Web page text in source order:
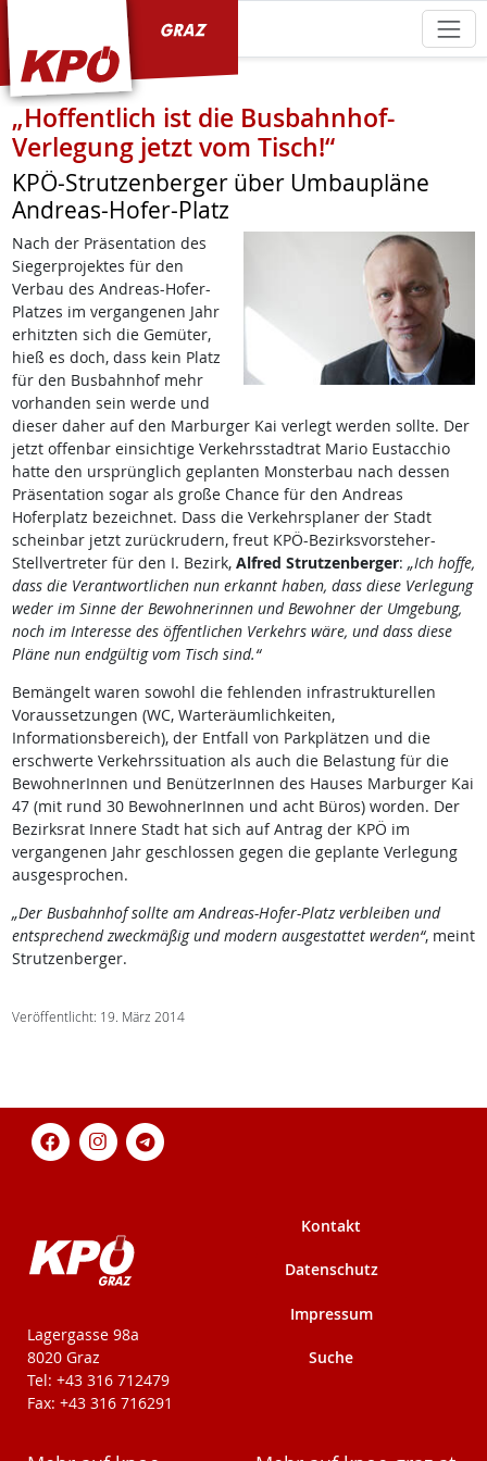
„Hoffentlich ist die Busbahnhof-
Verlegung jetzt vom Tisch!“
KPÖ-Strutzenberger über Umbaupläne
Andreas-Hofer-Platz
Nach der Präsentation des
Siegerprojektes für den
Verbau des Andreas-Hofer-
Platzes im vergangenen Jahr
erhitzten sich die Gemüter,
hieß es doch, dass kein Platz
für den Busbahnhof mehr
vorhanden sein werde und
dieser daher auf den Marburger Kai verlegt werden sollte. Der
jetzt offenbar einsichtige Verkehrsstadtrat Mario Eustacchio
hatte den ursprünglich geplanten Monsterbau nach dessen
Präsentation sogar als große Chance für den Andreas
Hoferplatz bezeichnet. Dass die Verkehrsplaner der Stadt
scheinbar jetzt zurückrudern, freut KPÖ-Bezirksvorsteher-
Stellvertreter für den I. Bezirk, Alfred Strutzenberger: „Ich hoffe,
dass die Verantwortlichen nun erkannt haben, dass diese Verlegung
weder im Sinne der Bewohnerinnen und Bewohner der Umgebung,
noch im Interesse des öffentlichen Verkehrs wäre, und dass diese
Pläne nun endgültig vom Tisch sind.“
Bemängelt waren sowohl die fehlenden infrastrukturellen
Voraussetzungen (WC, Warteräumlichkeiten,
Informationsbereich), der Entfall von Parkplätzen und die
erschwerte Verkehrssituation als auch die Belastung für die
BewohnerInnen und BenützerInnen des Hauses Marburger Kai
47 (mit rund 30 BewohnerInnen und acht Büros) worden. Der
Bezirksrat Innere Stadt hat sich auf Antrag der KPÖ im
vergangenen Jahr geschlossen gegen die geplante Verlegung
ausgesprochen.
„Der Busbahnhof sollte am Andreas-Hofer-Platz verbleiben und
entsprechend zweckmäßig und modern ausgestattet werden“, meint
Strutzenberger.
Veröffentlicht: 19. März 2014
KPÖ-Steiermark
Lagergasse 98a
8020 Graz
Tel: +43 316 712479
Fax: +43 316 716291
Kontakt
Datenschutz
Impressum
Suche